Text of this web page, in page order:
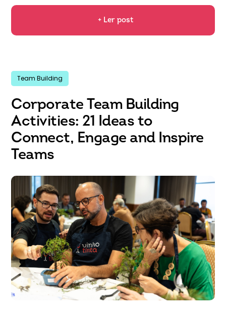
+ Ler post
Team Building
Corporate Team Building
Activities: 21 Ideas to
Connect, Engage and Inspire
Teams